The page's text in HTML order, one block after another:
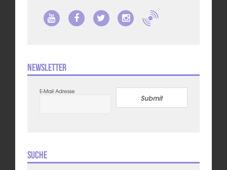
Newsletter
E-Mail Adresse
Submit
Suche